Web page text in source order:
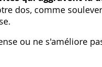
dos, comme
ou ne s'améliore